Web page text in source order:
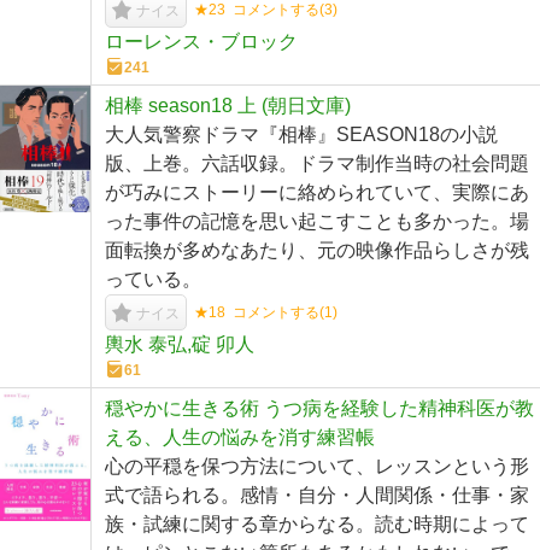
ナイス ★23 コメントする(3)
ローレンス・ブロック
241
相棒 season18 上 (朝日文庫)
大人気警察ドラマ『相棒』SEASON18の小説
版、上巻。六話収録。ドラマ制作当時の社会問題
が巧みにストーリーに絡められていて、実際にあ
った事件の記憶を思い起こすことも多かった。場
面転換が多めなあたり、元の映像作品らしさが残
っている。
ナイス ★18 コメントする(1)
輿水 泰弘,碇 卯人
61
穏やかに生きる術 うつ病を経験した精神科医が教
える、人生の悩みを消す練習帳
心の平穏を保つ方法について、レッスンという形
式で語られる。感情・自分・人間関係・仕事・家
族・試練に関する章からなる。読む時期によって